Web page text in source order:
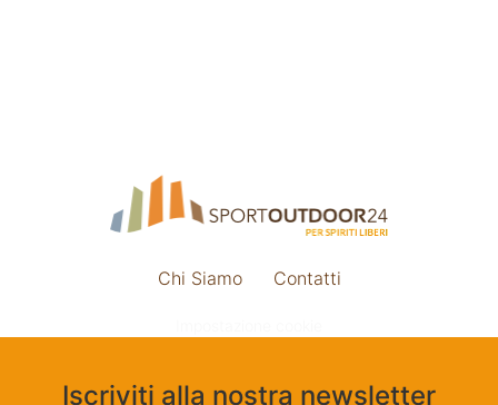
Chi Siamo Contatti
Iscriviti alla nostra newsletter